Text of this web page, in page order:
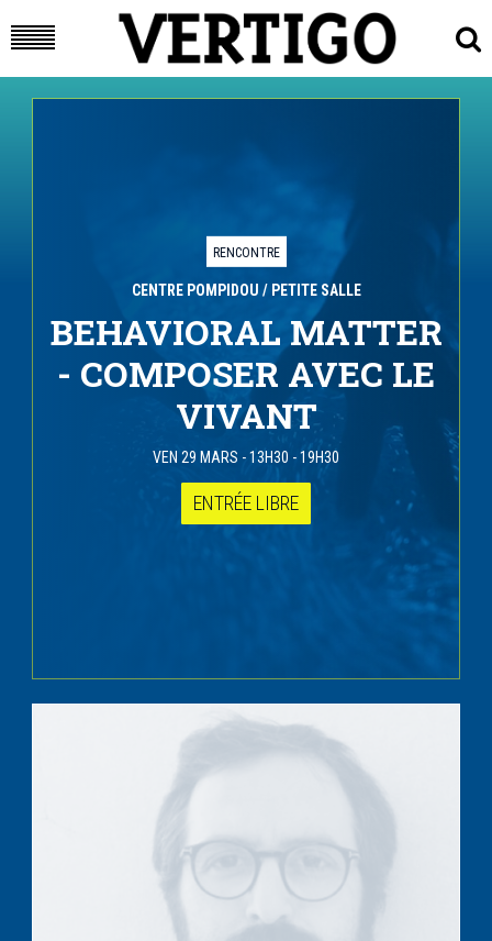
RENCONTRE
CENTRE POMPIDOU / PETITE SALLE
BEHAVIORAL MATTER
- COMPOSER AVEC LE
VIVANT
VEN 29 MARS -13H30 - 19H30
ENTRÉE LIBRE